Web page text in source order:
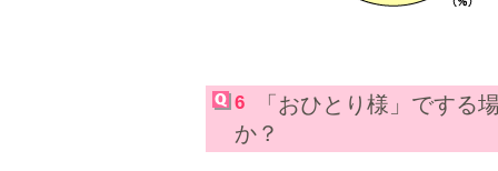
6
「おひとり様」でする
か？